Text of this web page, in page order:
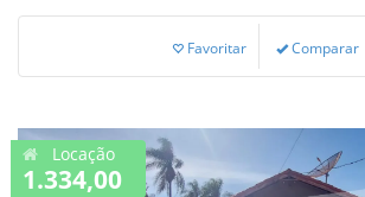
Favoritar Comparar
Locação
1.334,00